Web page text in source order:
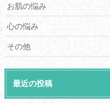
お肌の悩み
心の悩み
その他
最近の投稿